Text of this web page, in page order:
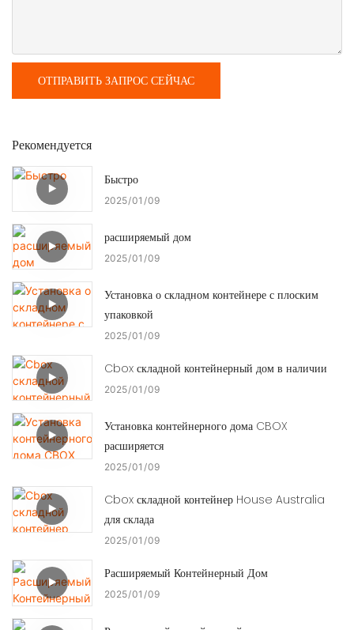
ОТПРАВИТЬ ЗАПРОС СЕЙЧАС
Рекомендуется
Быстро
2025 01 09
расширяемый дом
2025 01 09
Установка о складном контейнере с плоским
упаковкой
2025 01 09
Cbox складной контейнерный дом в наличии
2025 01 09
Установка контейнерного дома CBOX
расширяется
2025 01 09
Cbox складной контейнер House Australia
для склада
2025 01 09
Расширяемый Контейнерный Дом
2025 01 09